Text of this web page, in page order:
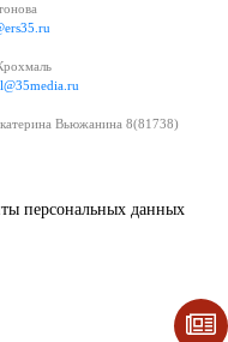
Вьюжанина 8(81738)
персональных данных